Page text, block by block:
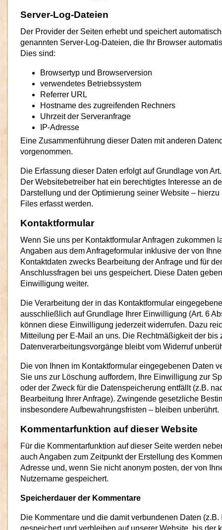
Server-Log-Dateien
Der Provider der Seiten erhebt und speichert
genannten Server-Log-Dateien, die Ihr Browser
Dies sind:
Browsertyp und Browserversion
verwendetes Betriebssystem
Referrer URL
Hostname des zugreifenden Rechners
Uhrzeit der Serveranfrage
IP-Adresse
Eine Zusammenführung dieser Daten mit anderen
vorgenommen.
Die Erfassung dieser Daten erfolgt auf Grundlage von
Der Websitebetreiber hat ein berechtigtes Interesse an
Darstellung und der Optimierung seiner Website –
Files erfasst werden.
Kontaktformular
Wenn Sie uns per Kontaktformular Anfragen zukommen
Angaben aus dem Anfrageformular inklusive der von
Kontaktdaten zwecks Bearbeitung der Anfrage und für
Anschlussfragen bei uns gespeichert. Diese Daten
Einwilligung weiter.
Die Verarbeitung der in das Kontaktformular
ausschließlich auf Grundlage Ihrer Einwilligung (Art. 6
können diese Einwilligung jederzeit widerrufen. Dazu
Mitteilung per E-Mail an uns. Die Rechtmäßigkeit der bis
Datenverarbeitungsvorgänge bleibt vom Widerruf
Die von Ihnen im Kontaktformular eingegebenen Daten
Sie uns zur Löschung auffordern, Ihre Einwilligung zur
oder der Zweck für die Datenspeicherung entfällt (z.B.
Bearbeitung Ihrer Anfrage). Zwingende gesetzliche
insbesondere Aufbewahrungsfristen – bleiben unberührt.
Kommentarfunktion auf dieser Website
Für die Kommentarfunktion auf dieser Seite werden
auch Angaben zum Zeitpunkt der Erstellung des
Adresse und, wenn Sie nicht anonym posten, der von
Nutzername gespeichert.
Speicherdauer der Kommentare
Die Kommentare und die damit verbundenen Daten
gespeichert und verbleiben auf unserer Website, bis der